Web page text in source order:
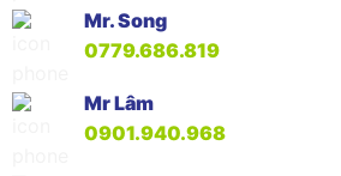
Mr. Song
0779.686.819
Mr Lâm
0901.940.968